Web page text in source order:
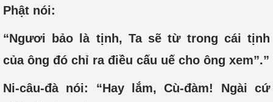
Phật nói:
“Ngươi bảo là tịnh, Ta sẽ từ trong cái tịnh
của ông đó chỉ ra điều cấu uế cho ông xem”.”
Ni-câu-đà nói: “Hay lắm, Cù-đàm! Ngài cứ